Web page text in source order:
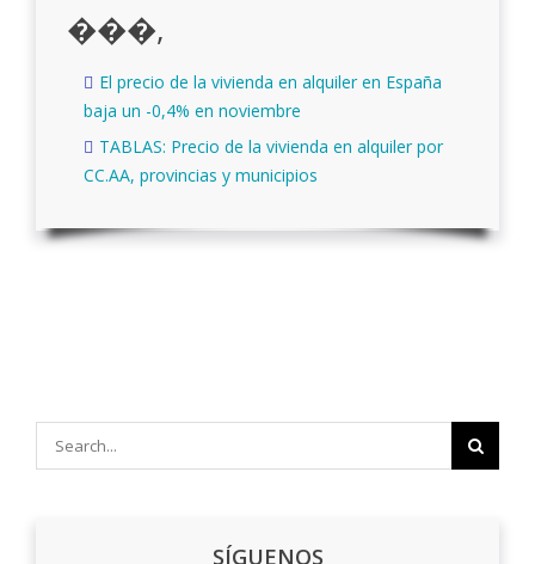
���,
El precio de la vivienda en alquiler en España
baja un -0,4% en noviembre
TABLAS: Precio de la vivienda en alquiler por
CC.AA, provincias y municipios
SÍGUENOS